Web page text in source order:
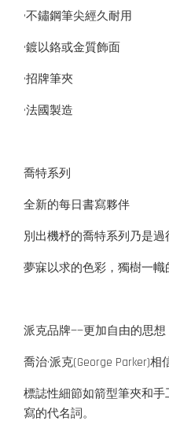
•不鏽鋼筆尖經久耐用
•鍍以鉻或金質飾面
•招牌筆夾
•法國製造
喬特系列
全新的每日書寫夥伴
別出機杼的喬特系列乃是過
夢寐以求的色彩，獨樹一幟
派克品牌——更加自由的思想
喬治·派克(George Parker)
標誌性細節如箭型筆夾和
寫的代名詞。